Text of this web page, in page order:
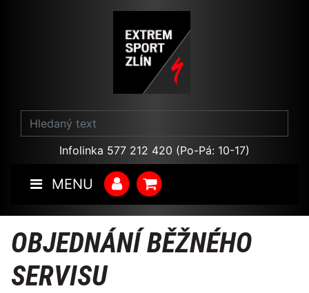
Infolinka 577 212 420 (Po-Pá: 10-17)
MENU
OBJEDNÁNÍ BĚŽNÉHO
SERVISU